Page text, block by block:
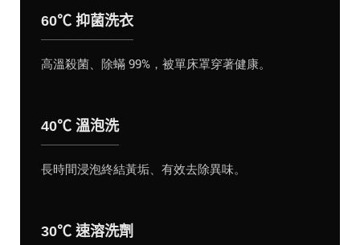
60℃ 抑菌洗衣
高溫殺菌、除蟎 99%，被單床罩穿著健康。
40℃ 溫泡洗
長時間浸泡終結黃垢、有效去除異味。
30℃ 速溶洗劑